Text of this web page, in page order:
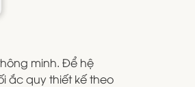
minh. Để hệ
ắc quy thiết kế theo